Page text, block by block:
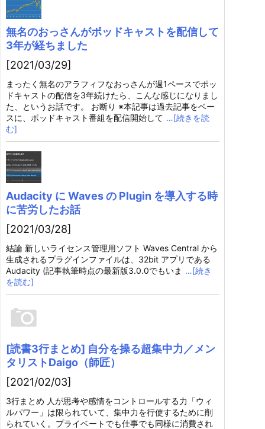
無名のおっさんがポッドキャストを配信して
3年が経ちました
[2021/03/29]
まったく無名のアラフィフなおっさんが週1ペースでポッ
ドキャストの配信を3年続けたら、こんな感じになりまし
た、というお話です。 お断り ※本記事は過去記事をベー
スに、ポッドキャスト番組を配信開始して …[続きを読
む]
Audacity に Waves の Plugin を導入する時
に苦労したお話
[2021/03/28]
結論 新しいライセンス管理用ソフト Waves Central から
生成されるプラグインファイルは、32bit アプリである
Audacity (記事執筆時点の最新版3.0.0でもいま …[続き
を読む]
[読書3行まとめ] 自分を操る超集中力／メン
タリストDaigo（師匠）
[2021/02/03]
3行まとめ 人が思考や感情をコントロールする力「ウィ
ルパワー」は限られていて、集中力を行使するために削
られていく。プライベートでも仕事でも同様に消費され